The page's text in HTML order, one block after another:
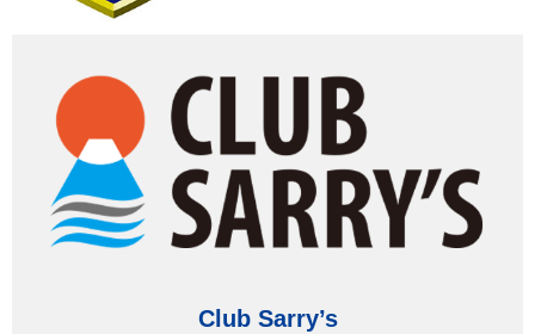
Club Sarry’s